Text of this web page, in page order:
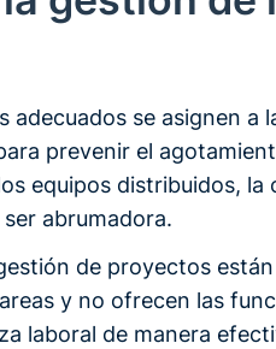
adecuados se asignen a
prevenir el
equipos distribuidos, la
abrumadora.
de proyectos
y no ofrecen las
laboral de manera